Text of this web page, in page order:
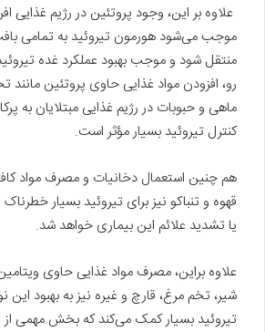
علاوه بر این، وجود پروتئین در رژیم غذایی
موجب می‌شود هورمون تیروئید به تمامی
منتقل شود و موجب بهبود عملکرد غده
رو، افزودن مواد غذایی حاوی پروتئین مانند
ماهی و حبوبات در رژیم غذایی مبتلایان به
کنترل تیروئید بسیار مؤثر است.
هم چنین استعمال دخانیات و مصرف مواد
قهوه و تنباکو نیز برای تیروئید بسیار
یا تشدید علائم این بیماری خواهد شد.
علاوه براین، مصرف مواد غذایی حاوی
شیر، تخم مرغ، قارچ و غیره نیز به بهبود این
تیروئید بسیار کمک می‌کند که بخش مهمی از